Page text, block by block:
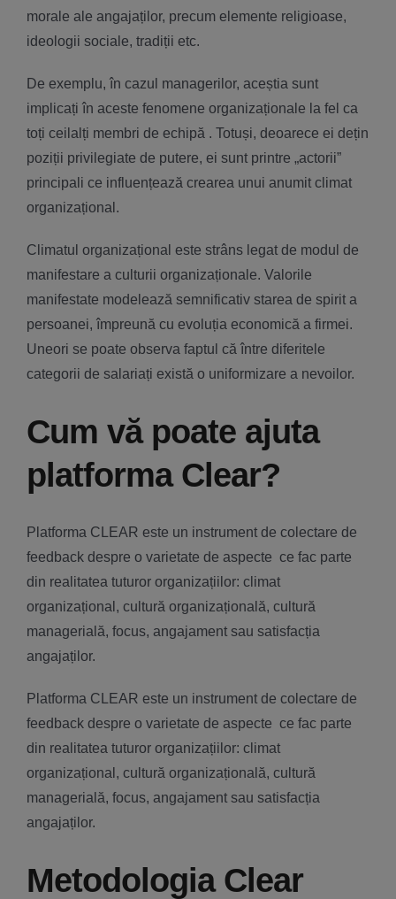
morale ale angajaților, precum elemente religioase,
ideologii sociale, tradiții etc.
De exemplu, în cazul managerilor, aceștia sunt
implicați în aceste fenomene organizaționale la fel ca
toți ceilalți membri de echipă . Totuși, deoarece ei dețin
poziții privilegiate de putere, ei sunt printre „actorii”
principali ce influențează crearea unui anumit climat
organizațional.
Climatul organizațional este strâns legat de modul de
manifestare a culturii organizaționale. Valorile
manifestate modelează semnificativ starea de spirit a
persoanei, împreună cu evoluția economică a firmei.
Uneori se poate observa faptul că între diferitele
categorii de salariați există o uniformizare a nevoilor.
Cum vă poate ajuta
platforma Clear?
Platforma CLEAR este un instrument de colectare de
feedback despre o varietate de aspecte ce fac parte
din realitatea tuturor organizațiilor: climat
organizațional, cultură organizațională, cultură
managerială, focus, angajament sau satisfacția
angajaților.
Platforma CLEAR este un instrument de colectare de
feedback despre o varietate de aspecte ce fac parte
din realitatea tuturor organizațiilor: climat
organizațional, cultură organizațională, cultură
managerială, focus, angajament sau satisfacția
angajaților.
Metodologia Clear